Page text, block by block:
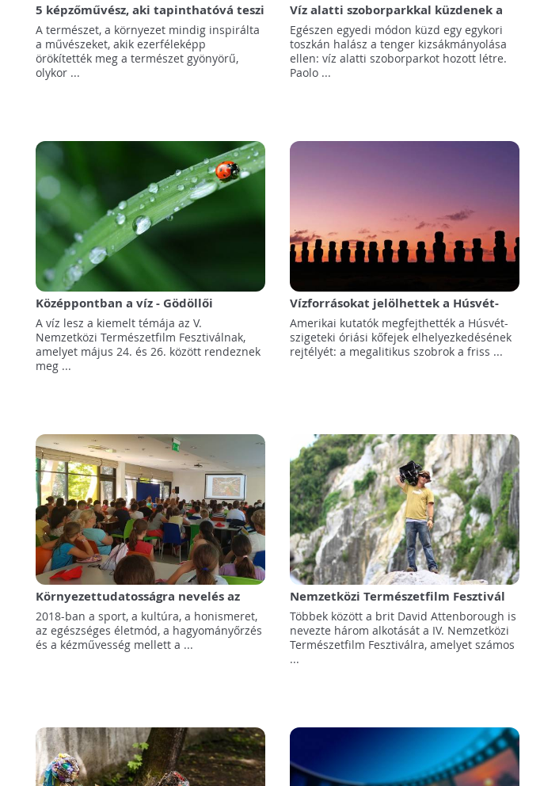
5 képzőművész, aki tapinthatóvá teszi
a klímaváltozást
A természet, a környezet mindig inspirálta
a művészeket, akik ezerféleképp
örökítették meg a természet gyönyörű,
olykor ...
Víz alatti szoborparkkal küzdenek a
túlhalászat ellen
Egészen egyedi módon küzd egy egykori
toszkán halász a tenger kizsákmányolása
ellen: víz alatti szoborparkot hozott létre.
Paolo ...
Középpontban a víz - Gödöllői
Nemzetközi Természetfilm Fesztivál
A víz lesz a kiemelt témája az V.
Nemzetközi Természetfilm Fesztiválnak,
amelyet május 24. és 26. között rendeznek
meg ...
Vízforrásokat jelölhettek a Húsvét-
szigetek óriási szoborfejei
Amerikai kutatók megfejthették a Húsvét-
szigeteki óriási kőfejek elhelyezkedésének
rejtélyét: a megalitikus szobrok a friss ...
Környezettudatosságra nevelés az
Erzsébet-táborokban
2018-ban a sport, a kultúra, a honismeret,
az egészséges életmód, a hagyományőrzés
és a kézművesség mellett a ...
Nemzetközi Természetfilm Fesztivál
Gödöllőn
Többek között a brit David Attenborough is
nevezte három alkotását a IV. Nemzetközi
Természetfilm Fesztiválra, amelyet számos
...